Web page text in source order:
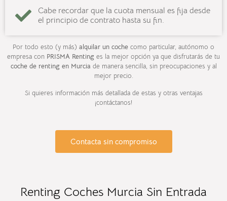
Cabe recordar que la cuota mensual es fija desde
el principio de contrato hasta su fin.
Por todo esto (y más) alquilar un coche como particular, autónomo o
empresa con PRISMA Renting es la mejor opción ya que disfrutarás de tu
coche de renting en Murcia de manera sencilla, sin preocupaciones y al
mejor precio.
Si quieres información más detallada de estas y otras ventajas
¡contáctanos!
Contacta sin compromiso
Renting Coches Murcia Sin Entrada